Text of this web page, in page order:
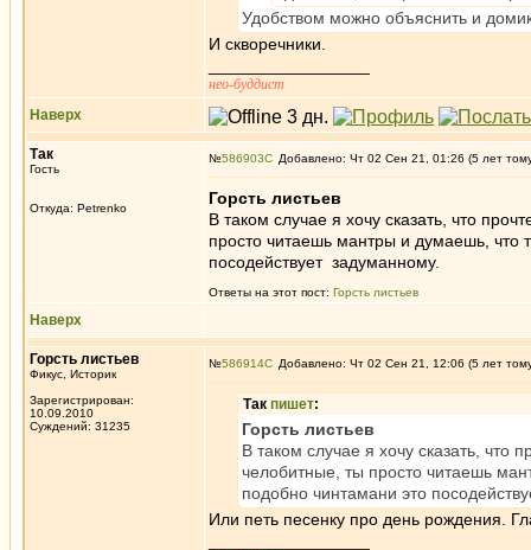
Удобством можно объяснить и
И скворечники.
нео-буддист
Наверх
Так
Гость
Откуда: Petrenko
№586903 Добавлено: Чт 02 Сен 21, 01:26 (5 лет
Горсть листьев
В таком случае я хочу сказать, что
просто читаешь мантры и думаешь, что
посодействует задуманному.
Ответы на этот пост: Горсть листьев
Наверх
Горсть листьев
Фикус, Историк
Зарегистрирован:
10.09.2010
Суждений: 31235
№586914 Добавлено: Чт 02 Сен 21, 12:06 (5 лет
Так пишет:
Горсть листьев
В таком случае я хочу сказать,
челобитные, ты просто читаешь
подобно чинтамани это
Или петь песенку про день рождения.